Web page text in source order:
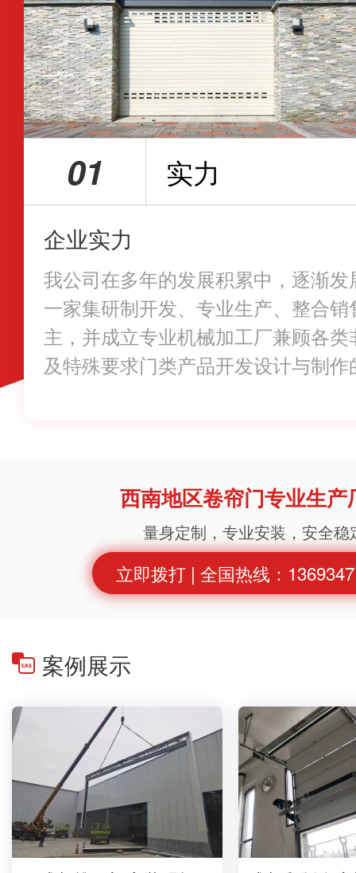
01 实力
企业实力
我公司在多年的发展积累中，逐渐发
一家集研制开发、专业生产、整合销
主，并成立专业机械加工厂兼顾各类
及特殊要求门类产品开发设计与制作
西南地区卷帘门专业生产
量身定制，专业安装，安全稳
立即拨打 | 全国热线：
案例展示